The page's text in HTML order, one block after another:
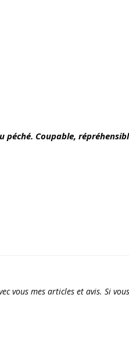
péché. Coupable,
vous mes articles et avis. Si